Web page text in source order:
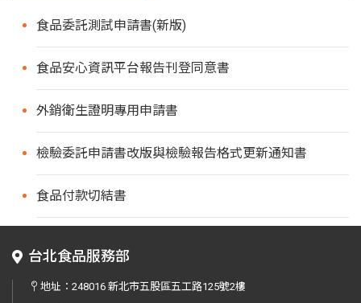
食品委託測試申請書(新版)
食品安心資訊平台報告刊登同意書
外銷衛生證明專用申請書
檢驗委託申請書改版與檢驗報告格式更新通知書
食品付款切結書
台北食品服務部
地址：248016 新北市五股區五工路125號2樓